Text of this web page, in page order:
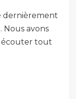
dernièrement
Nous avons
écouter tout